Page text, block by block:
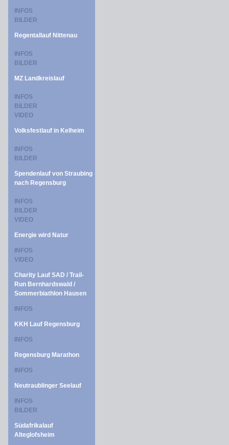
INFOS
BILDER
Regentallauf Nittenau
INFOS
BILDER
MZ Landkreislauf
INFOS
BILDER
VIDEO
Volksfestlauf in Kelheim
INFOS
BILDER
Spendenlauf von Straubing
nach Regensburg
INFOS
BILDER
VIDEO
Energie wird Natur
INFOS
VIDEO
Charity Lauf SAD / Trail-
Run Bernhardswald /
Sommerbiathlon Hausen
INFOS
KKH Lauf Regensburg
INFOS
Regensburg Marathon
INFOS
Neutraublinger Seelauf
INFOS
BILDER
Südafrikalauf
Alteglofsheim